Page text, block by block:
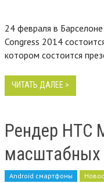
24 февраля в
Congress 2014
котором состоится
ЧИТАТЬ ДАЛЕЕ >
Рендер HTC
масштабных
Android смартфоны